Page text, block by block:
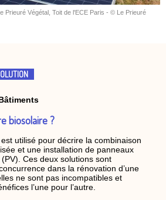
Prieuré Végétal, Toit de l'ECE Paris - © Le Prieuré
biosolaire ?
est utilisé pour décrire la combinaison
et une installation de panneaux
Ces deux solutions sont
dans la rénovation d’une
ne sont pas incompatibles et
l’une pour l’autre.